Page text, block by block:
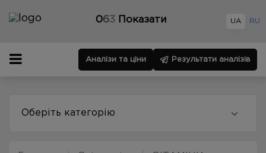
063 Показати UA RU
Аналізи та ціни Результати аналізів
Оберіть категорію